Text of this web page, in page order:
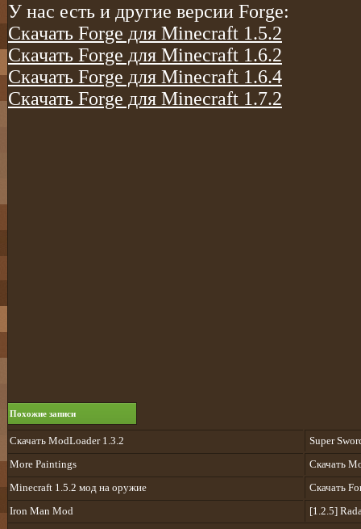
У нас есть и другие версии Forge:
Скачать Forge для Minecraft 1.5.2
Скачать Forge для Minecraft 1.6.2
Скачать Forge для Minecraft 1.6.4
Скачать Forge для Minecraft 1.7.2
Похожие записи
Скачать ModLoader 1.3.2
Super
More Paintings
Скачать
Minecraft 1.5.2 мод на оружие
Скачать
Iron Man Mod
[1.2.5]